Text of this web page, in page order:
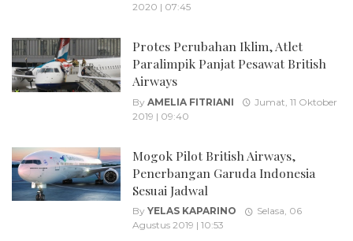
2020 | 07:45
Protes Perubahan Iklim, Atlet
Paralimpik Panjat Pesawat British
Airways
By AMELIA FITRIANI
Jumat, 11 Oktober
2019 | 09:40
Mogok Pilot British Airways,
Penerbangan Garuda Indonesia
Sesuai Jadwal
By YELAS KAPARINO
Selasa, 06
Agustus 2019 | 10:53